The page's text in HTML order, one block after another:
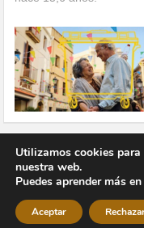
Copyright © 2026 Vivir en
Utilizamos cookies
nuestra web.
Puedes aprender más
Aceptar